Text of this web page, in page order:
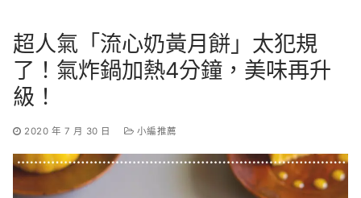
超人氣「流心奶黃月餅」太犯規
了！氣炸鍋加熱4分鐘，美味再升
級！
2020 年 7 月 30 日 小編推薦